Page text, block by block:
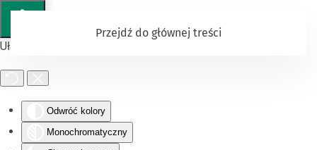
Ułatwienia dostępu
Odwróć kolory
Monochromatyczny
Przejdź do głównej treści